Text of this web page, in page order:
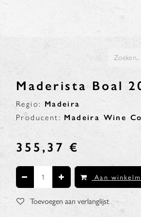
Maderista Boal
Regio: Madeira
Producent: Madeira Wine
355,37 €
Aan
Toevoegen aan verlanglijst